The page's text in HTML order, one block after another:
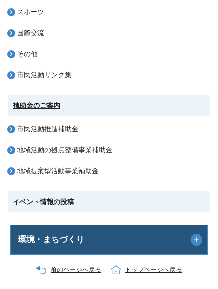
スポーツ
国際交流
その他
市民活動リンク集
補助金のご案内
市民活動推進補助金
地域活動の拠点整備事業補助金
地域提案型活動事業補助金
イベント情報の投稿
環境・まちづくり
前のページへ戻る トップページへ戻る